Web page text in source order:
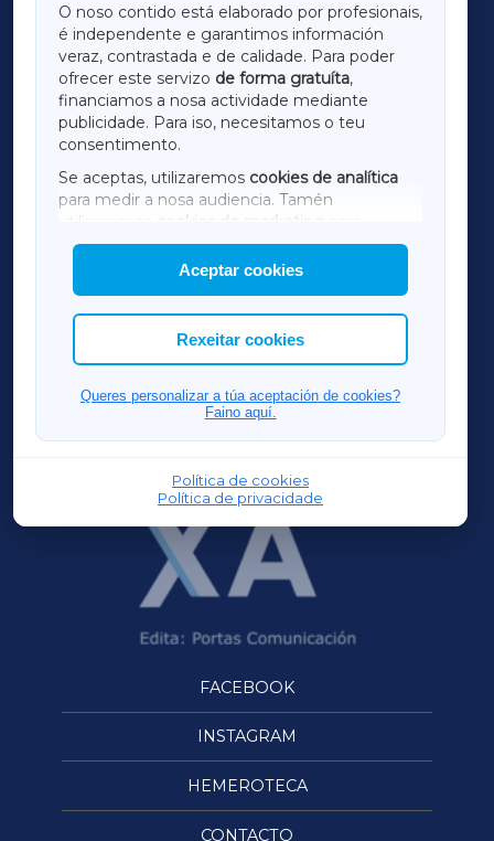
O noso contido está elaborado por profesionais,
é independente e garantimos información
veraz, contrastada e de calidade. Para poder
ofrecer este servizo de forma gratuíta,
financiamos a nosa actividade mediante
publicidade. Para iso, necesitamos o teu
consentimento.
Se aceptas, utilizaremos cookies de analítica
para medir a nosa audiencia. Tamén
utilizaremos
cookies de marketing
mostrar publicidade de terceiros.
Así mesmo, podes personalizar a elección das
cookies que desexas permitir.
Aceptar cookies
Rexeitar cookies
Queres personalizar a túa aceptación de cookies?
Faino aquí.
Política de cookies
Política de privacidade
LUGOXA
TERRACHAXA
AMARIÑAXA
RIBEIRASACRAXA
ACORUÑAXA
FERROLXA
OURENSEXA
FACEBOOK
INSTAGRAM
HEMEROTECA
CONTACTO